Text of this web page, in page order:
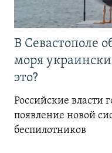
В Севастополе
моря
это?
Российские власти
появление новой
беспилотников